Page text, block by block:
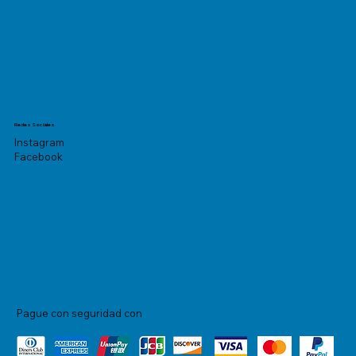
Redes Sociales
Instagram
Facebook
Pague con seguridad con